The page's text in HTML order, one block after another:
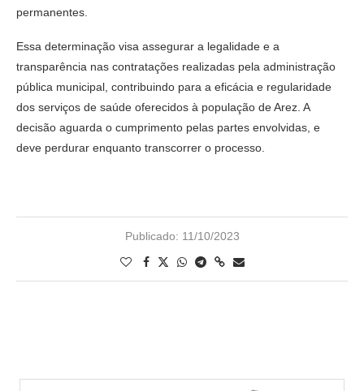
permanentes.
Essa determinação visa assegurar a legalidade e a
transparência nas contratações realizadas pela administração
pública municipal, contribuindo para a eficácia e regularidade
dos serviços de saúde oferecidos à população de Arez. A
decisão aguarda o cumprimento pelas partes envolvidas, e
deve perdurar enquanto transcorrer o processo.
Publicado: 11/10/2023